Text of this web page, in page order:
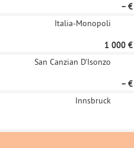
– €
Italia-Monopoli
1 000 €
San Canzian D'Isonzo
– €
Innsbruck